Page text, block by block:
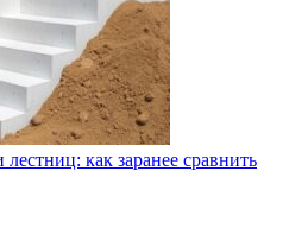
как заранее сравнить